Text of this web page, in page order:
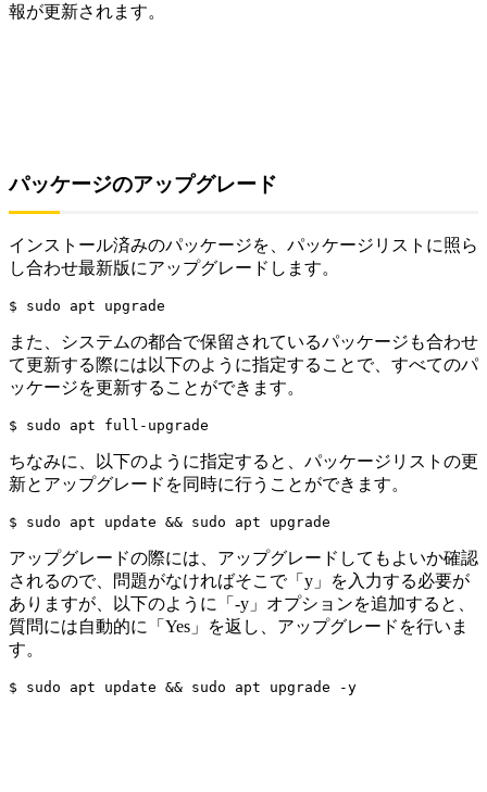
報が更新されます。
パッケージのアップグレード
インストール済みのパッケージを、パッケージリストに照ら
し合わせ最新版にアップグレードします。
$ sudo apt upgrade
また、システムの都合で保留されているパッケージも合わせ
て更新する際には以下のように指定することで、すべてのパ
ッケージを更新することができます。
$ sudo apt full-upgrade
ちなみに、以下のように指定すると、パッケージリストの更
新とアップグレードを同時に行うことができます。
$ sudo apt update && sudo apt upgrade
アップグレードの際には、アップグレードしてもよいか確認
されるので、問題がなければそこで「y」を入力する必要が
ありますが、以下のように「-y」オプションを追加すると、
質問には自動的に「Yes」を返し、アップグレードを行いま
す。
$ sudo apt update && sudo apt upgrade -y